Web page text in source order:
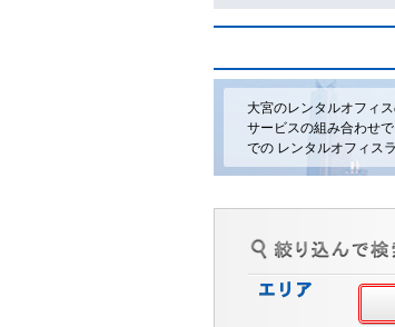
大宮のレンタルオフィ
サービスの組み合わせ
での レンタルオフィス